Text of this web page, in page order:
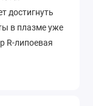
достигнуть
в плазме уже
R-липоевая
других